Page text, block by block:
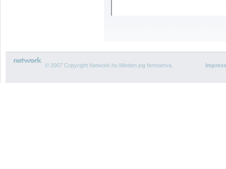
© 2007 Copyright Network.hu Minden jog fenntartva.